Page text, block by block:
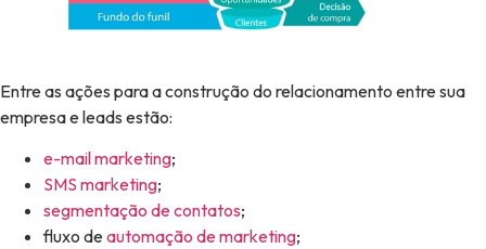
Entre as ações para a construção do relacionamento entre sua
empresa e leads estão:
e-mail marketing;
SMS marketing;
segmentação de contatos;
fluxo deautomação de marketing;